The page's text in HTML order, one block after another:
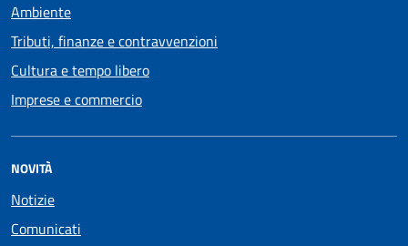
Ambiente
Tributi, finanze e contravvenzioni
Cultura e tempo libero
Imprese e commercio
NOVITÀ
Notizie
Comunicati